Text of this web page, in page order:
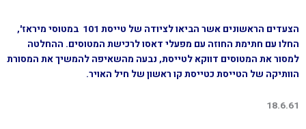
הצעדים הראשונים אשר הביאו לציודה של טייסת 101 במטוסי מיראז',
החלו עם חתימת החוזה עם מפעלי דאסו לרכישת המטוסים. ההחלטה
למסור את המטוסים דווקא לטייסת, נבעה מהשאיפה להמשיך את המסורת
הוותיקה של הטייסת כטייסת קו ראשון של חיל האויר.
18.6.61